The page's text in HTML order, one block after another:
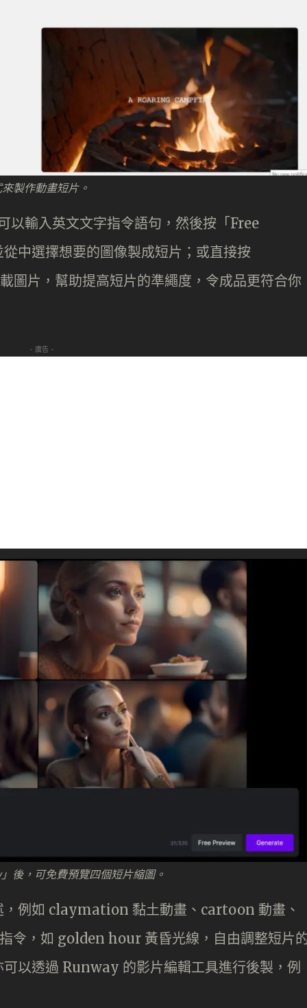
製作動畫短片。
以輸入英文文字指令語句，然後按「Free
中選擇想要的圖像製成短片；或直接按
圖片，幫助提高短片的準繩度，令成品更符合你
- 廣告 -
後，可免費預覽四個短片縮圖。
，例如 claymation 黏土動畫、cartoon 動畫、
令，如 golden hour 黃昏光線，自由調整短片
以透過 Runway 的影片編輯工具進行後製，例